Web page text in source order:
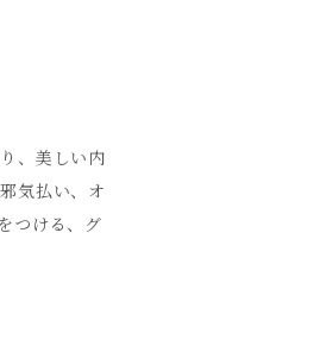
、美しい内
気払い、オ
つける、グ